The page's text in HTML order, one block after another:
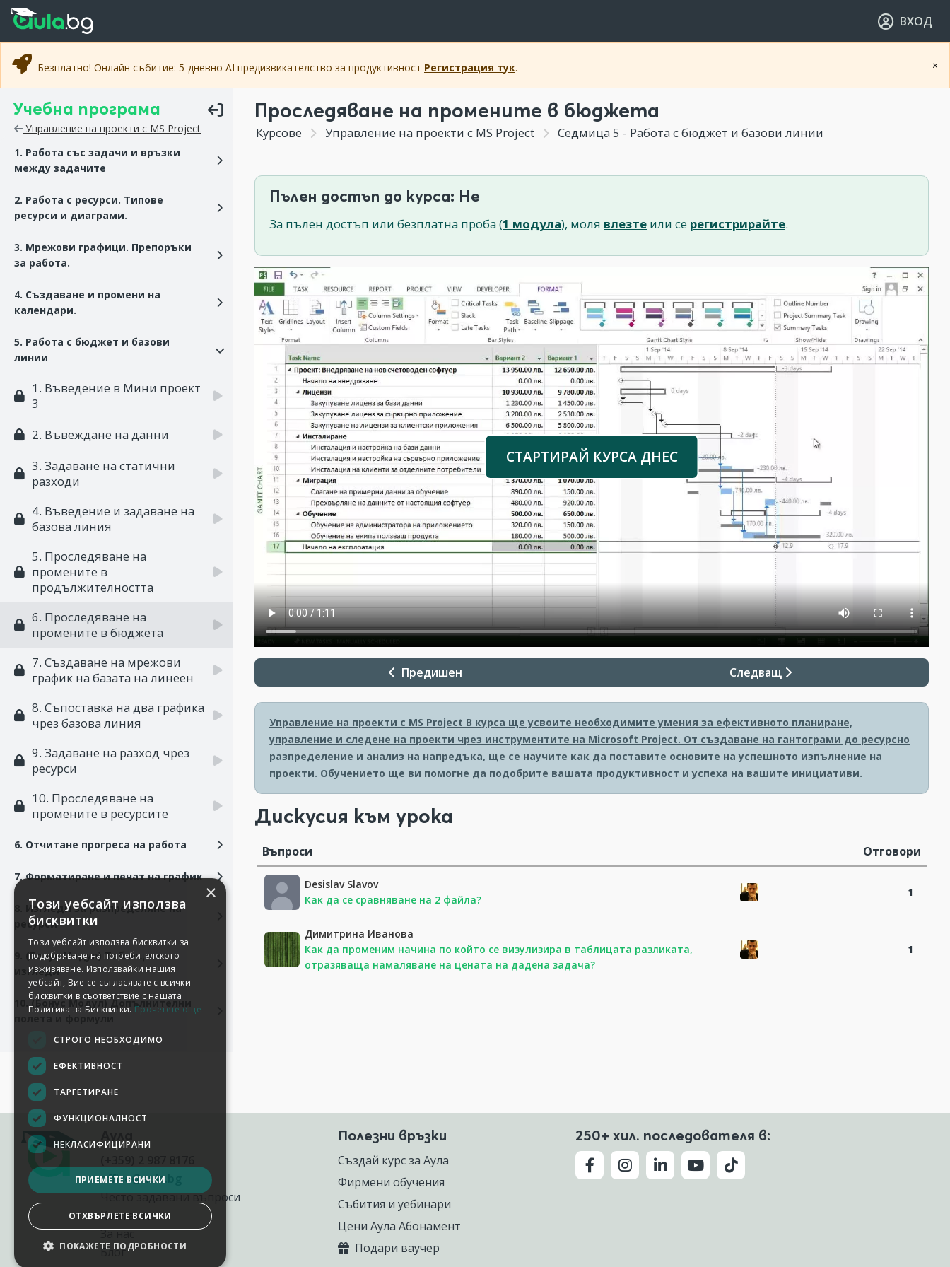
Прескочи към основното съдържание
Прескочи към навигацията
ВХОД
×
Безплатно! Онлайн събитие: 5-дневно AI предизвикателство за продуктивност Регистрация тук.
Учебна програма
Управление на проекти с MS Project
1. Работа със задачи и връзки
между задачите
2. Работа с ресурси. Типове
ресурси и диаграми.
3. Мрежови графици. Препоръки
за работа.
4. Създаване и промени на
календари.
5. Работа с бюджет и базови
линии
1. Въведение в Мини проект
3
2. Въвеждане на данни
3. Задаване на статични
разходи
4. Въведение и задаване на
базова линия
5. Проследяване на
промените в
продължителността
6. Проследяване на
промените в бюджета
7. Създаване на мрежови
график на базата на линеен
8. Съпоставка на два графика
чрез базова линия
9. Задаване на разход чрез
ресурси
10. Проследяване на
промените в ресурсите
6. Отчитане прогреса на работа
7. Форматиране и печат на график
8. Изгледи за разпределяне на
ресурси
9. (Бонус Модул) Таблици и
изгледи
10. (Бонус Модул) Допълнителни
Проследяване на промените в бюджета
Курсове Управление на проекти с MS Project Седмица 5 - Работа с бюджет и базови линии
Пълен достъп до курса: Не
За пълен достъп или безплатна проба (1 модула), моля влезте или се регистрирайте.
СТАРТИРАЙ КУРСА ДНЕС
Предишен Следващ
Управление на проекти с MS Project В курса ще усвоите необходимите умения за ефективното планиране,
управление и следене на проекти чрез инструментите на Microsoft Project. От създаване на гантограми до ресурсно
разпределение и анализ на напредъка, ще се научите как да поставите основите на успешното изпълнение на
проекти. Обучението ще ви помогне да подобрите вашата продуктивност и успеха на вашите инициативи.
Дискусия към урока
Въпроси Отговори
Desislav Slavov
Как да се сравняване на 2 файла?
1
Димитрина Иванова
Как да променим начина по който се визулизира в таблицата разликата,
отразяваща намаляване на цената на дадена задача?
1
office@aula.bg
Често задавани въпроси
Контакти
За нас
Блог
Полезни връзки
Създай курс за Аула
Фирмени обучения
Събития и уебинари
Цени Аула Абонамент
Подари ваучер
250+ хил. последователя в:
×
Този уебсайт използва
бисквитки
Този уебсайт използва бисквитки за
подобряване на потребителското
изживяване. Използвайки нашия
уебсайт, Вие се съгласявате с всички
бисквитки в съответствие с нашата
Политика за Бисквитки. Прочетете още
СТРОГО НЕОБХОДИМО
ЕФЕКТИВНОСТ
ТАРГЕТИРАНЕ
ФУНКЦИОНАЛНОСТ
НЕКЛАСИФИЦИРАНИ
ПРИЕМЕТЕ ВСИЧКИ
ОТХВЪРЛЕТЕ ВСИЧКИ
ПОКАЖЕТЕ ПОДРОБНОСТИ